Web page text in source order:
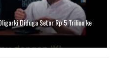
Diduga Setor Rp 5 Triliun ke